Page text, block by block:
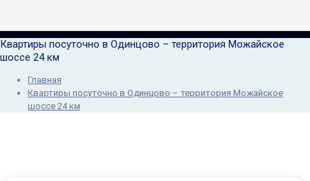
Квартиры посуточно в Одинцово – территория Можайское
шоссе 24 км
Главная
Квартиры посуточно в Одинцово – территория Можайское
шоссе 24 км